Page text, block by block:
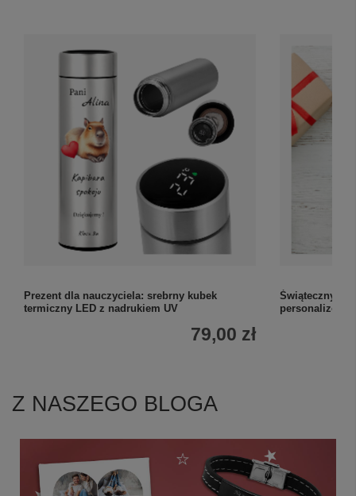
Prezent dla nauczyciela: srebrny kubek
termiczny LED z nadrukiem UV
79,00 zł
Świąteczny
Z NASZEGO BLOGA